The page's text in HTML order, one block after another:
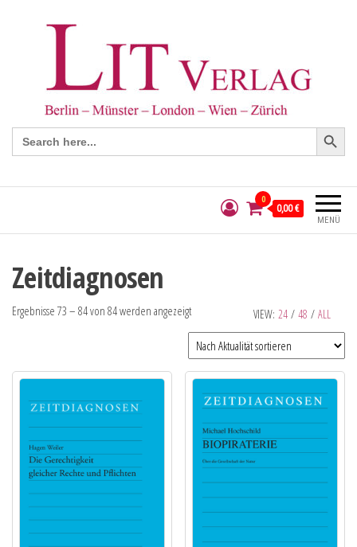
Search
for:
Search Button
MENÜ
0
0,00 €
Zeitdiagnosen
VIEW: 24 / 48 / ALL
Ergebnisse 73 – 84 von 84 werden angezeigt